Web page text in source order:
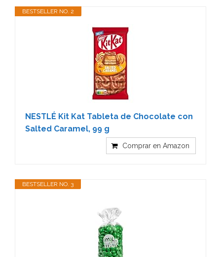
BESTSELLER NO. 2
NESTLÉ Kit Kat Tableta de Chocolate con
Salted Caramel, 99 g
Comprar en Amazon
BESTSELLER NO. 3